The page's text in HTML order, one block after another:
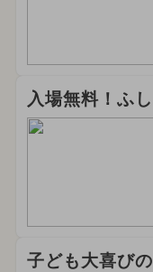
入場無料！ふ
子ども大喜び